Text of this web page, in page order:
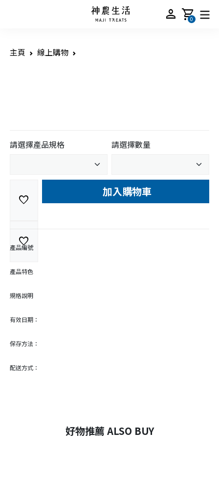
person shopping_cart
0
主頁 線上購物
請選擇產品規格 請選擇數量
favorite
favorite
加入購物車
產品編號
產品特色
規格說明
有效日期：
保存方法：
配送方式：
好物推薦 ALSO BUY